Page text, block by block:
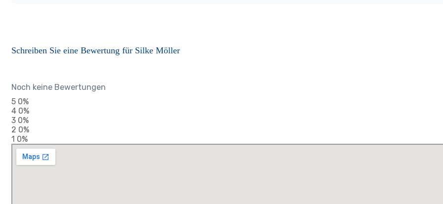
Schreiben Sie eine Bewertung für Silke Möller
Noch keine Bewertungen
5 0%
4 0%
3 0%
2 0%
1 0%